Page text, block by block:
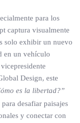
para los
captura visualmente
solo exhibir un nuevo
en un vehículo
Design, este
es la libertad?”
desafiar paisajes
y conectar con